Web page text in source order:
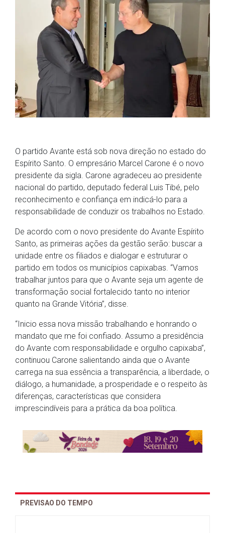
O partido Avante está sob nova direção no estado do
Espírito Santo. O empresário Marcel Carone é o novo
presidente da sigla. Carone agradeceu ao presidente
nacional do partido, deputado federal Luis Tibé, pelo
reconhecimento e confiança em indicá-lo para a
responsabilidade de conduzir os trabalhos no Estado.
De acordo com o novo presidente do Avante Espírito
Santo, as primeiras ações da gestão serão: buscar a
unidade entre os filiados e dialogar e estruturar o
partido em todos os municípios capixabas. “Vamos
trabalhar juntos para que o Avante seja um agente de
transformação social fortalecido tanto no interior
quanto na Grande Vitória”, disse.
“Inicio essa nova missão trabalhando e honrando o
mandato que me foi confiado. Assumo a presidência
do Avante com responsabilidade e orgulho capixaba”,
continuou Carone salientando ainda que o Avante
carrega na sua essência a transparência, a liberdade, o
diálogo, a humanidade, a prosperidade e o respeito às
diferenças, características que considera
imprescindíveis para a prática da boa política.
PREVISAO DO TEMPO